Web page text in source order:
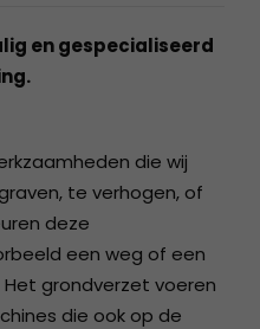
en gespecialiseerd
die wij
te verhogen, of
deze
een weg of een
grondverzet voeren
die ook op de